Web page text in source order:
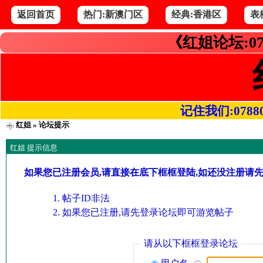
返回首页 热门:新澳门区 经典:香港区 表
《红姐论坛
记住我们
红姐» 论坛提示
红姐 提示信息
如果您已注册会员,请直接在底下框框登陆,如还没注册请
帖子ID非法
如果您已注册,请先登录论坛即可游览帖子
请从以下框框登录论坛